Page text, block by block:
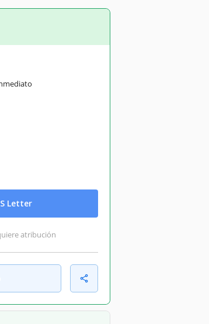
Letter
atribución